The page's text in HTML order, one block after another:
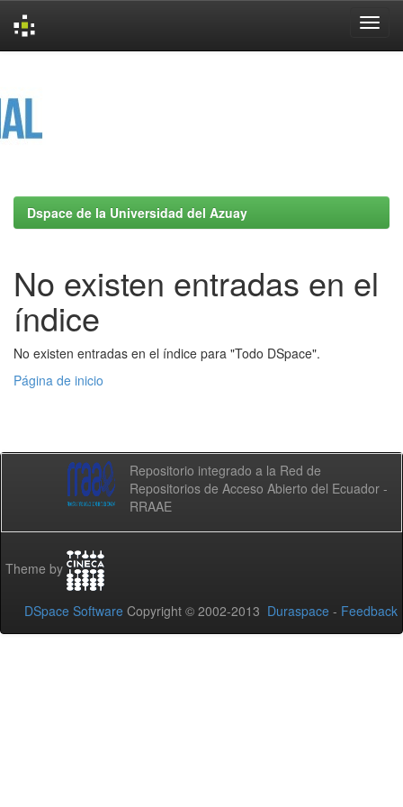
Dspace de la Universidad del Azuay
No existen entradas en el
índice
No existen entradas en el índice para "Todo DSpace".
Página de inicio
Repositorio integrado a la Red de
Repositorios de Acceso Abierto del Ecuador -
RRAAE
Theme by
DSpace Software Copyright © 2002-2013 Duraspace - Feedback